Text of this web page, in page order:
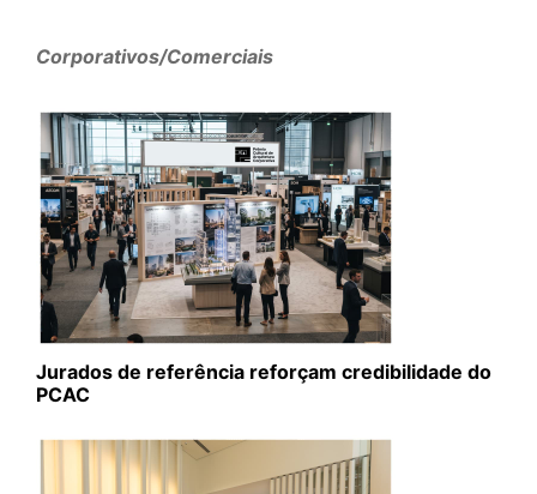
Corporativos/Comerciais
Jurados de referência reforçam credibilidade do
PCAC